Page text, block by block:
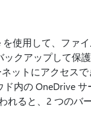
使用して、ファ
クアップして保
ットにアクセス
内の OneDrive
ると、2 つのバ